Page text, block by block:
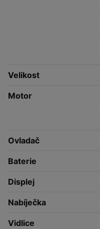
Velikost
Motor
Ovladač
Baterie
Displej
Nabíječka
Vidlice